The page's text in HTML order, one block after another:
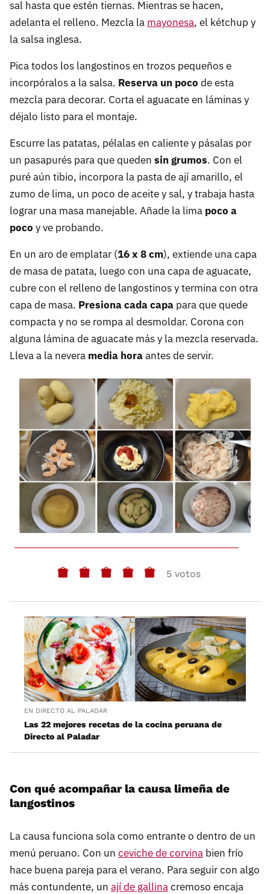
sal hasta que estén tiernas. Mientras se hacen,
adelanta el relleno. Mezcla la mayonesa, el kétchup y
la salsa inglesa.
Pica todos los langostinos en trozos pequeños e
incorpóralos a la salsa. Reserva un poco de esta
mezcla para decorar. Corta el aguacate en láminas y
déjalo listo para el montaje.
Escurre las patatas, pélalas en caliente y pásalas por
un pasapurés para que queden sin grumos. Con el
puré aún tibio, incorpora la pasta de ají amarillo, el
zumo de lima, un poco de aceite y sal, y trabaja hasta
lograr una masa manejable. Añade la lima poco a
poco y ve probando.
En un aro de emplatar (16 x 8 cm), extiende una capa
de masa de patata, luego con una capa de aguacate,
cubre con el relleno de langostinos y termina con otra
capa de masa. Presiona cada capa para que quede
compacta y no se rompa al desmoldar. Corona con
alguna lámina de aguacate más y la mezcla reservada.
Lleva a la nevera media horaantes de servir.
5 votos
EN DIRECTO AL PALADAR
Las 22 mejores recetas de la cocina peruana de
Directo al Paladar
Con qué acompañar la causa limeña de
langostinos
La causa funciona sola como entrante o dentro de un
menú peruano. Con un ceviche de corvina bien frío
hace buena pareja para el verano. Para seguir con algo
más contundente, un ají de gallinacremoso encaja